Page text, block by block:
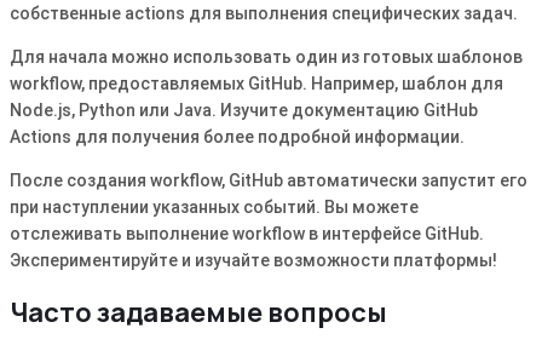
собственные actions для выполнения специфических задач.
Для начала можно использовать один из готовых шаблонов
workflow, предоставляемых GitHub. Например, шаблон для
Node.js, Python или Java. Изучите документацию GitHub
Actions для получения более подробной информации.
После создания workflow, GitHub автоматически запустит его
при наступлении указанных событий. Вы можете
отслеживать выполнение workflow в интерфейсе GitHub.
Экспериментируйте и изучайте возможности платформы!
Часто задаваемые вопросы